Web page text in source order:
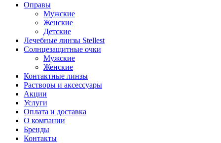
Оправы
Мужские
Женские
Детские
Лечебные линзы Stellest
Солнцезащитные очки
Мужские
Женские
Контактные линзы
Растворы и аксессуары
Акции
Услуги
Оплата и доставка
О компании
Бренды
Контакты